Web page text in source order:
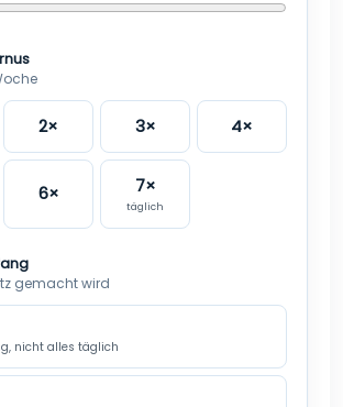
2× 3× 4×
6× 7×
täglich
gemacht wird
nicht alles täglich